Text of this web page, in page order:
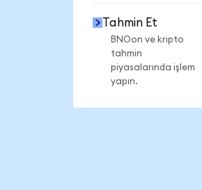
Tahmin Et
BNOon ve kripto
tahmin
piyasalarında işlem
yapın.